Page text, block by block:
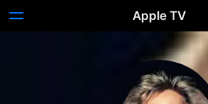
Apple TV